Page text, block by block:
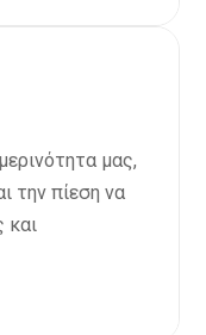
μας,
την πίεση να
και